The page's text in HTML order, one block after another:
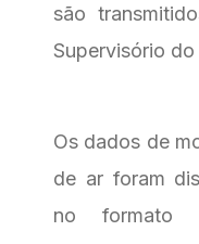
são
Supervisório
Os dados de
de ar foram
no formato